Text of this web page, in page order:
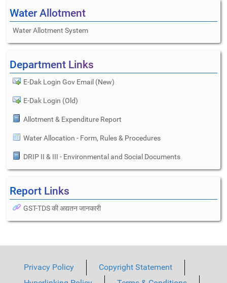
Water Allotment
Water Allotment System
Department Links
E-Dak Login Gov Email (New)
E-Dak Login (Old)
Allotment & Expenditure Report
Water Allocation - Form, Rules & Procedures
DRIP II & III - Environmental and Social Documents
Report Links
GST-TDS की अद्यतन जानकारी
Privacy Policy
Copyright Statement